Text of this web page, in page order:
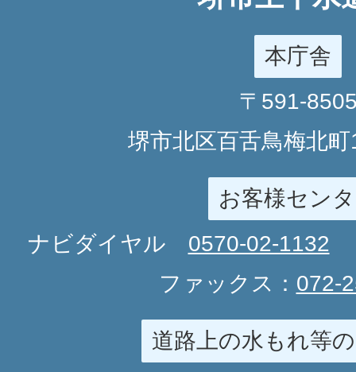
本庁舎
〒591-
堺市北区百舌鳥梅北
お客様セン
ナビダイヤル 0570-02-1132
ファックス： 072-
道路上の水もれ等